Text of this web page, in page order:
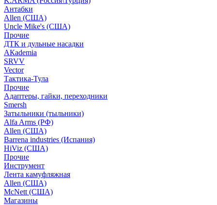
Антабки
Allen (США)
Uncle Mike's (США)
Прочие
ДТК и дульные насадки
АКademia
SRVV
Vector
Тактика-Тула
Прочие
Адаптеры, гайки, переходники
Smersh
Затыльники (тыльники)
Alfa Arms (РФ)
Allen (США)
Barrena industries (Испания)
HiViz (США)
Прочие
Инструмент
Лента камуфляжная
Allen (США)
McNett (США)
Магазины